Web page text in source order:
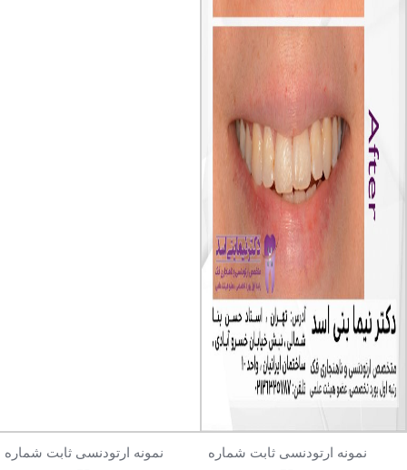
نمونه ارتودنسی ثابت شماره
نمونه ارتودنسی ثابت شماره